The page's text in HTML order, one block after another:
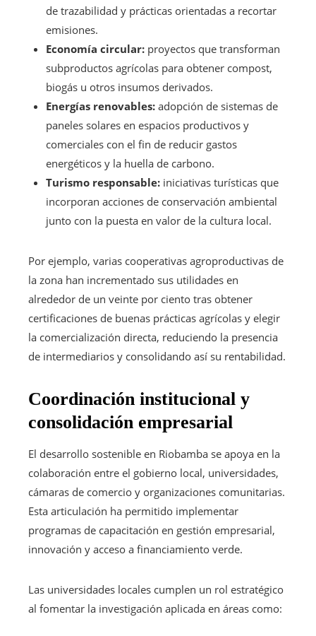
de trazabilidad y prácticas orientadas a recortar
emisiones.
Economía circular: proyectos que transforman
subproductos agrícolas para obtener compost,
biogás u otros insumos derivados.
Energías renovables: adopción de sistemas de
paneles solares en espacios productivos y
comerciales con el fin de reducir gastos
energéticos y la huella de carbono.
Turismo responsable: iniciativas turísticas que
incorporan acciones de conservación ambiental
junto con la puesta en valor de la cultura local.
Por ejemplo, varias cooperativas agroproductivas de
la zona han incrementado sus utilidades en
alrededor de un veinte por ciento tras obtener
certificaciones de buenas prácticas agrícolas y elegir
la comercialización directa, reduciendo la presencia
de intermediarios y consolidando así su rentabilidad.
Coordinación institucional y
consolidación empresarial
El desarrollo sostenible en Riobamba se apoya en la
colaboración entre el gobierno local, universidades,
cámaras de comercio y organizaciones comunitarias.
Esta articulación ha permitido implementar
programas de capacitación en gestión empresarial,
innovación y acceso a financiamiento verde.
Las universidades locales cumplen un rol estratégico
al fomentar la investigación aplicada en áreas como: